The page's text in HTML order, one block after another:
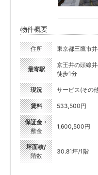
物件概要
住所 東京都三鷹市
最寄駅
京王井の頭線
徒歩1分
現況 サービス(その
賃料 533,500円
保証金・
敷金
1,600,500円
坪面積/
階数
30.81坪/1階